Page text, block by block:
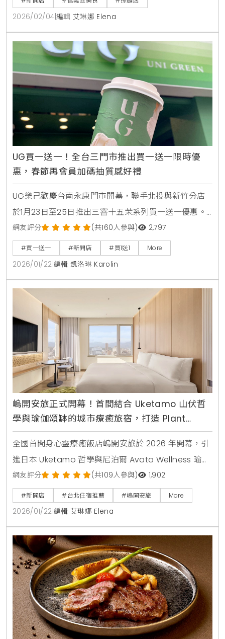
來深具職人底蘊的生活美食選擇。
2026/02/04 編輯 艾琳娜 Elena
UG買一送一！全台三門市推出買一送一限時優
惠，春節再會員加碼抽質感好禮
UG樂己歡慶台南永康門市開幕，聯手北投與新竹分店
於1月23日至25日推出三窨十五茉系列買一送一優惠。
同步發表全新「鎏金茉影」藝術杯身，並舉辦會員感謝
祭，消費滿額即有機會抽中SONY降噪耳機與Le Labo
護手霜等多項質感好禮。
網友評分 (共160人參與) 2,797
#買一送一 #新開店 #買1送1 More
2026/01/22 編輯 凱洛琳 Karolin
嵨開安旅正式開幕！首間結合 Uketamo 山伏哲
學與瑜伽頌缽的城市療癒旅宿，打造 Plant
Forward 健康飲食與純淨住宿體驗
全國首間身心靈療癒飯店嵨開安旅於 2026 年開幕，引
進日本 Uketamo 哲學與尼泊爾 Avata Wellness 瑜
伽，結合 Plant Forward 飲食，打造台北城市中的靜心
秘境。
網友評分 (共109人參與) 1,902
#新開店 #台北住宿推薦 #嵨開安旅 More
2026/01/22 編輯 艾琳娜 Elena